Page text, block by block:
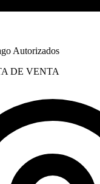
Autorizados
DE VENTA